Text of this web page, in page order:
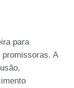
para
promissoras. A